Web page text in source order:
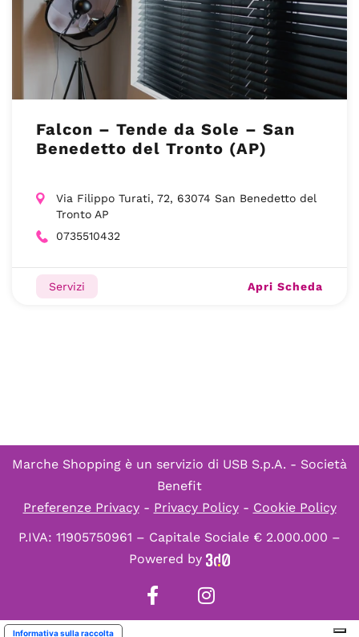
Falcon – Tende da Sole – San
Benedetto del Tronto (AP)
Via Filippo Turati, 72, 63074 San Benedetto del
Tronto AP
0735510432
Servizi Apri Scheda
Marche Shopping è un servizio di USB S.p.A. - Società
Benefit
Preferenze Privacy- Privacy Policy- Cookie Policy
P.IVA: 11905750961 – Capitale Sociale € 2.000.000 –
Powered by
Informativa sulla raccolta